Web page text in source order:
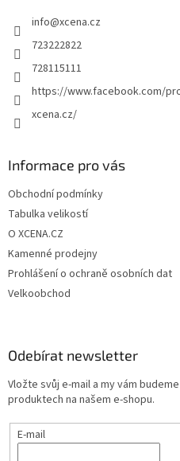
info@xcena.cz
723222822
728115111
https://www.facebook.com/
xcena.cz/
Informace pro vás
Obchodní podmínky
Tabulka velikostí
O XCENA.CZ
Kamenné prodejny
Prohlášení o ochraně osobních dat
Velkoobchod
Odebírat newsletter
Vložte svůj e-mail a my vám
produktech na našem e-shopu.
E-mail